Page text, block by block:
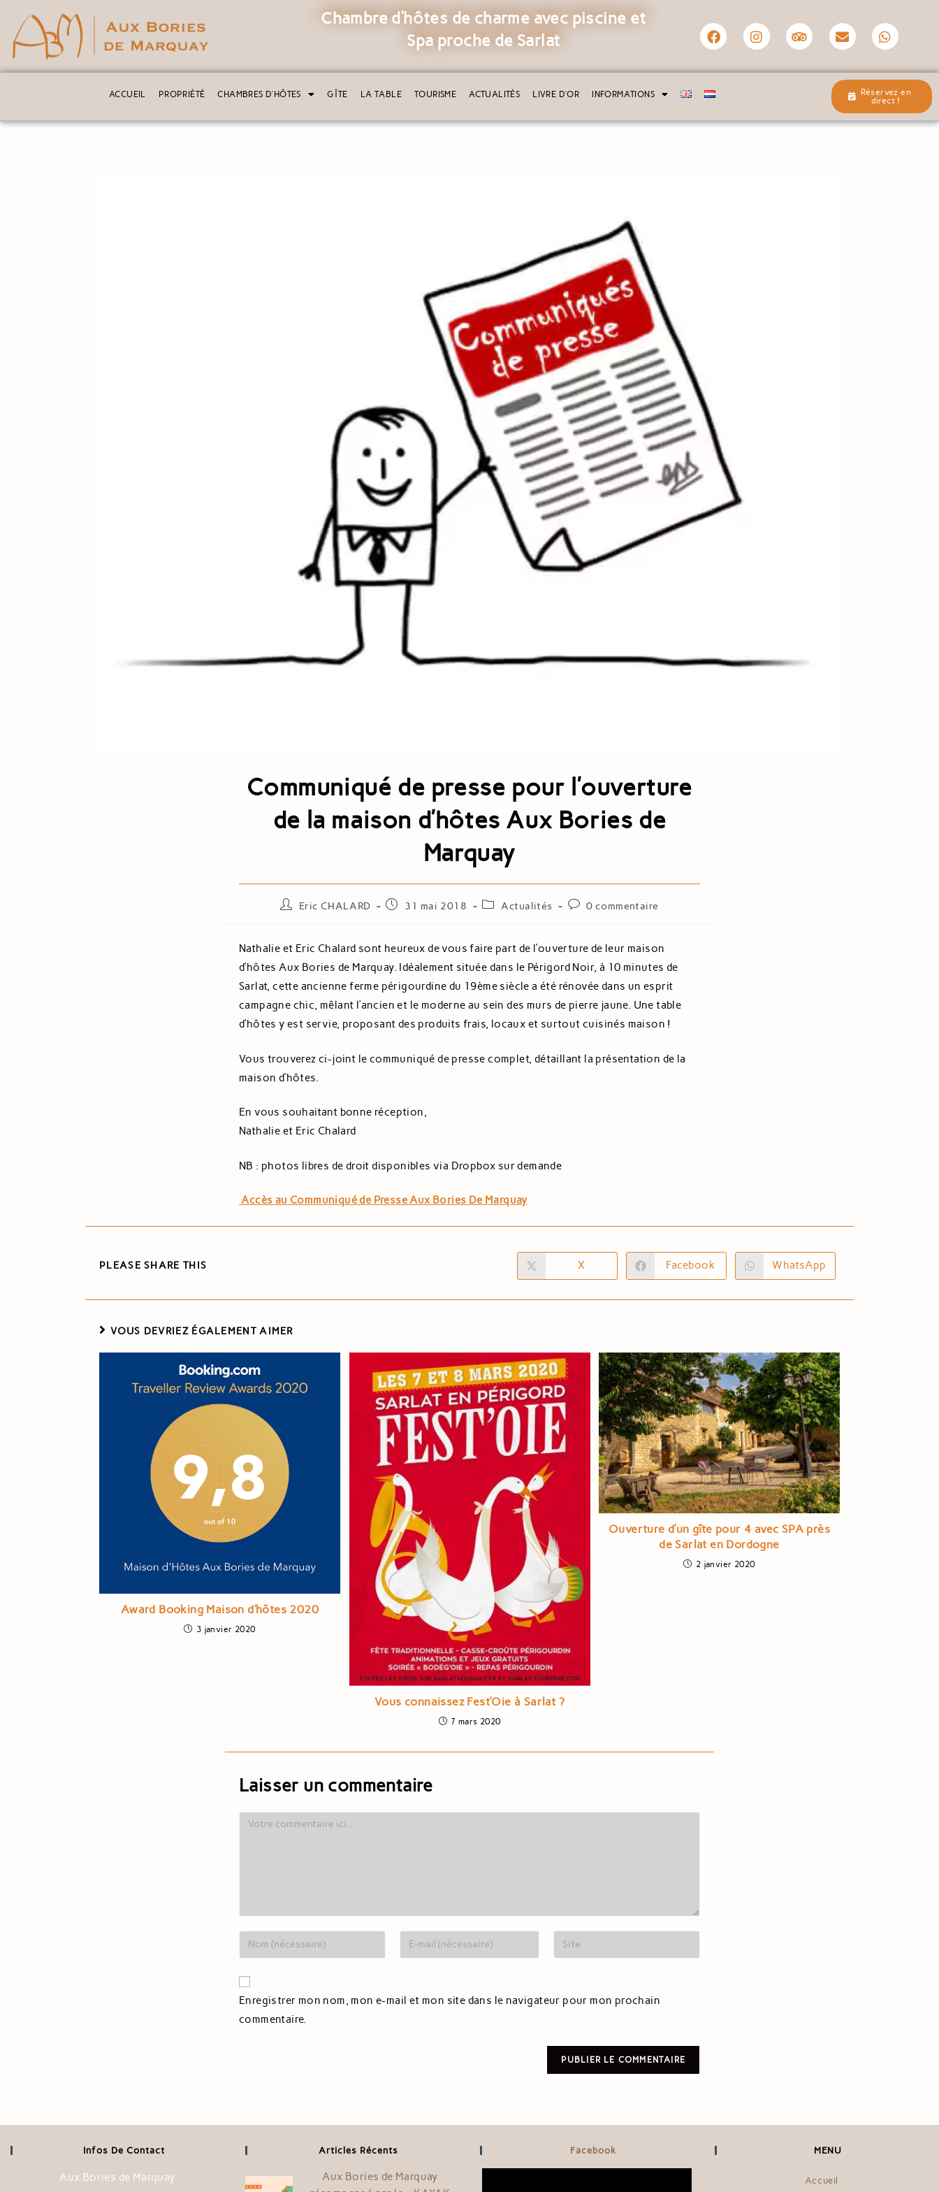
Chambre d’hôtes de charme avec piscine et
Spa proche de Sarlat
ACCUEIL PROPRIÉTÉ CHAMBRES D’HÔTES GÎTE LA TABLE TOURISME ACTUALITÉS LIVRE D’OR INFORMATIONS
Réservez en
direct !
Communiqué de presse pour l’ouverture
de la maison d’hôtes Aux Bories de
Marquay
Eric CHALARD 31 mai 2018 Actualités 0 commentaire
Nathalie et Eric Chalard sont heureux de vous faire part de l’ouverture de leur maison
d’hôtes Aux Bories de Marquay. Idéalement située dans le Périgord Noir, à 10 minutes de
Sarlat, cette ancienne ferme périgourdine du 19ème siècle a été rénovée dans un esprit
campagne chic, mêlant l’ancien et le moderne au sein des murs de pierre jaune. Une table
d’hôtes y est servie, proposant des produits frais, locaux et surtout cuisinés maison !
Vous trouverez ci-joint le communiqué de presse complet, détaillant la présentation de la
maison d’hôtes.
En vous souhaitant bonne réception,
Nathalie et Eric Chalard
NB : photos libres de droit disponibles via Dropbox sur demande
Accès au Communiqué de Presse Aux Bories De Marquay
PLEASE SHARE THIS X Facebook WhatsApp
VOUS DEVRIEZ ÉGALEMENT AIMER
Award Booking Maison d’hôtes 2020
3 janvier 2020
Vous connaissez Fest’Oie à Sarlat ?
7 mars 2020
Ouverture d’un gîte pour 4 avec SPA près
de Sarlat en Dordogne
2 janvier 2020
Laisser un commentaire
Enregistrer mon nom, mon e-mail et mon site dans le navigateur pour mon prochain
commentaire.
Infos De Contact
Aux Bories de Marquay
Articles Récents
Aux Bories de Marquay
Facebook MENU
Accueil